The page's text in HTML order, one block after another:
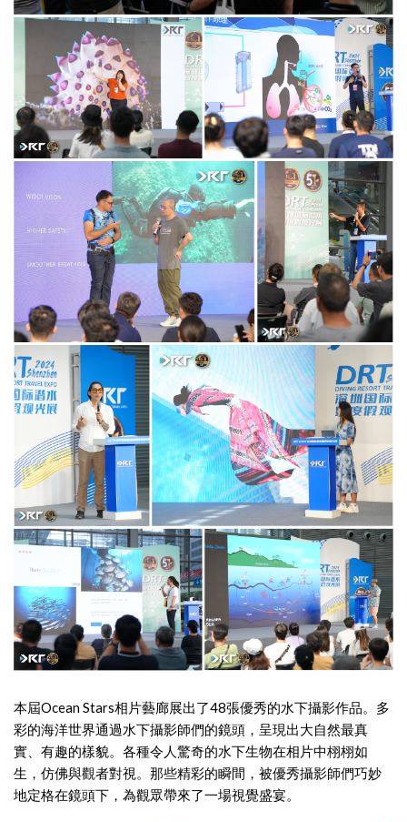
本屆Ocean Stars相片藝廊展出了48張優秀的水下攝影作品。多
彩的海洋世界通過水下攝影師們的鏡頭，呈現出大自然最真
實、有趣的樣貌。各種令人驚奇的水下生物在相片中栩栩如
生，仿佛與觀者對視。那些精彩的瞬間，被優秀攝影師們巧妙
地定格在鏡頭下，為觀眾帶來了一場視覺盛宴。